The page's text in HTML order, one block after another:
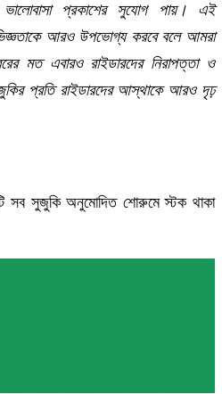
ভালোবাসা প্রকাশের সুযোগ পায়। এই
আরও উপভোগ্য করবে বলে আমরা
মত এবারও রাইডারদের নিরাপত্তা ও
প্রতি রাইডারদের আস্থাকে আরও দৃঢ়
সব সুজুকি অনুমোদিত শোরুমে স্টক থাকা